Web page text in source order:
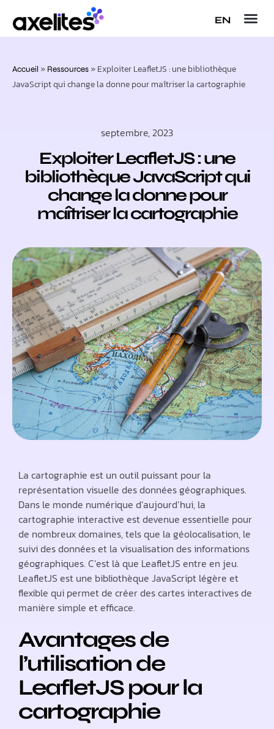
EN
Accueil » Ressources » Exploiter LeafletJS : une bibliothèque
JavaScript qui change la donne pour maîtriser la cartographie
septembre, 2023
Exploiter LeafletJS : une
bibliothèque JavaScript qui
change la donne pour
maîtriser la cartographie
La cartographie est un outil puissant pour la
représentation visuelle des données géographiques.
Dans le monde numérique d’aujourd’hui, la
cartographie interactive est devenue essentielle pour
de nombreux domaines, tels que la géolocalisation, le
suivi des données et la visualisation des informations
géographiques. C’est là que LeafletJS entre en jeu.
LeafletJS est une bibliothèque JavaScript légère et
flexible qui permet de créer des cartes interactives de
manière simple et efficace.
Avantages de
l’utilisation de
LeafletJS pour la
cartographie